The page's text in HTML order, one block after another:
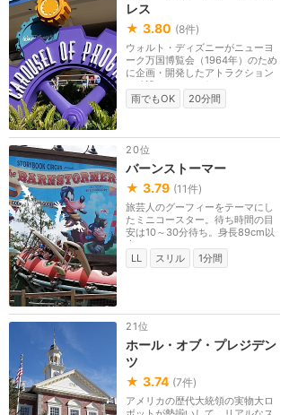
レス
★ 3.80 (8件)
ウォルト・ディズニーがニューヨ
ーク万国博覧会（1964年）のため
に企画・開発したアトラクション
を移設したもの。2...
雨でもOK
20分間
20位
バーンストーマー
★ 3.79 (11件)
旅芸人のグーフィーをテーマにし
たミニコースター。待ち時間の目
安は10～30分待ち。身長89cm以
上。
LL
スリル 1分間
21位
ホール・オブ・プレジデン
ツ
★ 3.74 (7件)
アメリカの歴代大統領の実物大ロ